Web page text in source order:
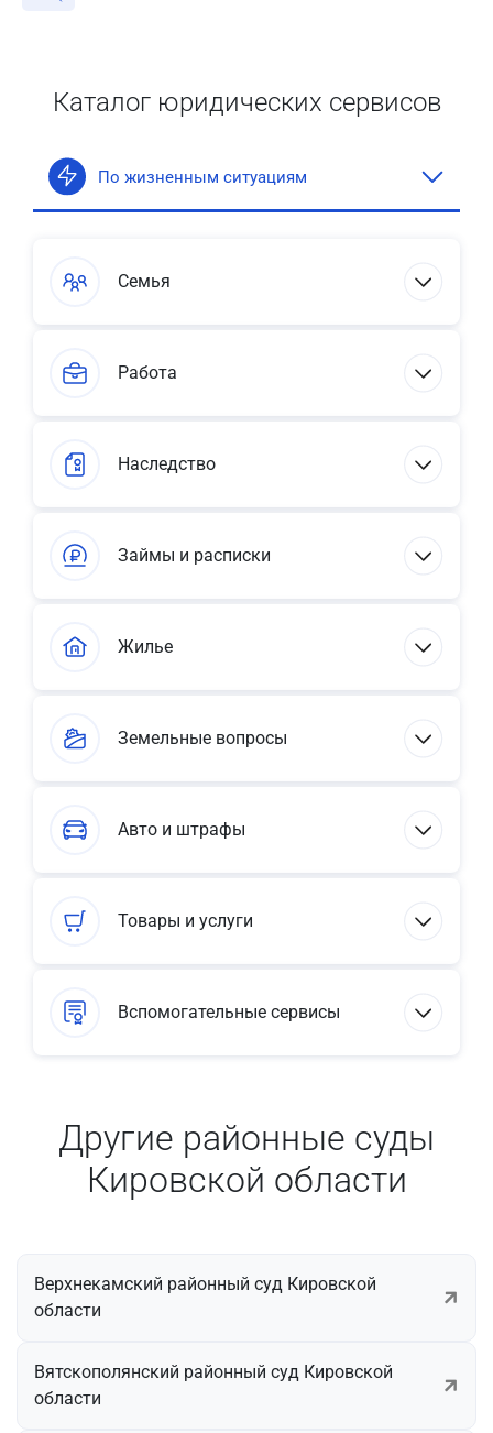
Каталог юридических сервисов
По жизненным ситуациям
Семья
Работа
Наследство
Займы и расписки
Жилье
Земельные вопросы
Авто и штрафы
Товары и услуги
Вспомогательные сервисы
Другие районные суды
Кировской области
Верхнекамский районный суд Кировской
области
Вятскополянский районный суд Кировской
области